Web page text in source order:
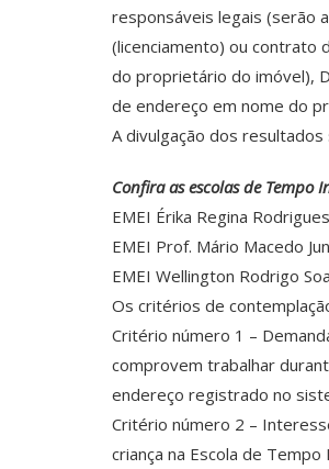
responsáveis legais (serão
(licenciamento) ou contrato
do proprietário do imóvel),
de endereço em nome do
A divulgação dos
Confira as escolas de Tempo
EMEI Érika Regina
EMEI Prof. Mário Macedo
EMEI Wellington Rodrigo
Os critérios de
Critério número 1 –
comprovem trabalhar
endereço registrado no
Critério número 2 –
criança na Escola de Tempo